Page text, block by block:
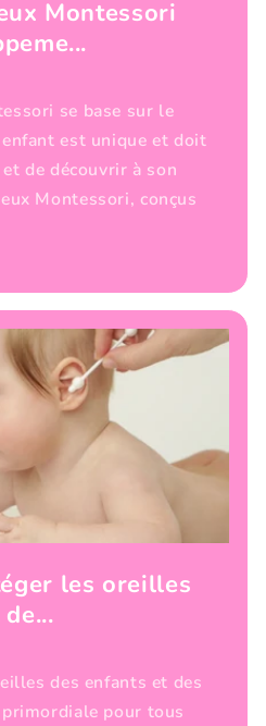
Montessori
se base sur le
est unique et doit
de découvrir à son
Montessori, conçus
les oreilles
des enfants et des
pour tous